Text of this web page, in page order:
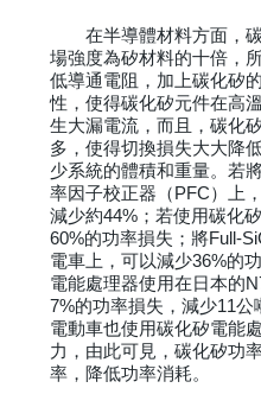
在半導體材料方面，碳
場強度為矽材料的十倍，
低導通電阻，加上碳化矽
性，使得碳化矽元件在高
生大漏電流，而且，碳化
多，使得切換損失大大降
少系統的體積和重量。若
率因子校正器（PFC）上
減少約44%；若使用碳化
60%的功率損失；將Full-
電車上，可以減少36%的
電能處理器使用在日本的
7%的功率損失，減少11公
電動車也使用碳化矽電能
力，由此可見，碳化矽功
率，降低功率消耗。